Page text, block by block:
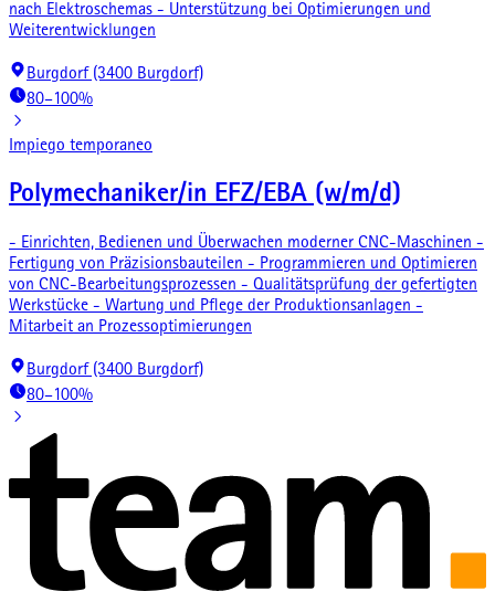
nach Elektroschemas - Unterstützung bei Optimierungen und
Weiterentwicklungen
Burgdorf (3400 Burgdorf)
80–100%
Impiego temporaneo
Polymechaniker/in EFZ/EBA (w/m/d)
- Einrichten, Bedienen und Überwachen moderner CNC-Maschinen -
Fertigung von Präzisionsbauteilen - Programmieren und Optimieren
von CNC-Bearbeitungsprozessen - Qualitätsprüfung der gefertigten
Werkstücke - Wartung und Pflege der Produktionsanlagen -
Mitarbeit an Prozessoptimierungen
Burgdorf (3400 Burgdorf)
80–100%